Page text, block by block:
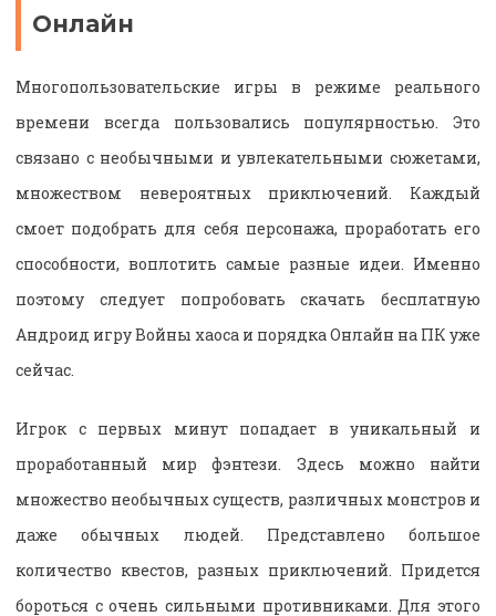
Онлайн
Многопользовательские игры в режиме реального
времени всегда пользовались популярностью. Это
связано с необычными и увлекательными сюжетами,
множеством невероятных приключений. Каждый
смоет подобрать для себя персонажа, проработать его
способности, воплотить самые разные идеи. Именно
поэтому следует попробовать скачать бесплатную
Андроид игру Войны хаоса и порядка Онлайн на ПК уже
сейчас.
Игрок с первых минут попадает в уникальный и
проработанный мир фэнтези. Здесь можно найти
множество необычных существ, различных монстров и
даже обычных людей. Представлено большое
количество квестов, разных приключений. Придется
бороться с очень сильными противниками. Для этого